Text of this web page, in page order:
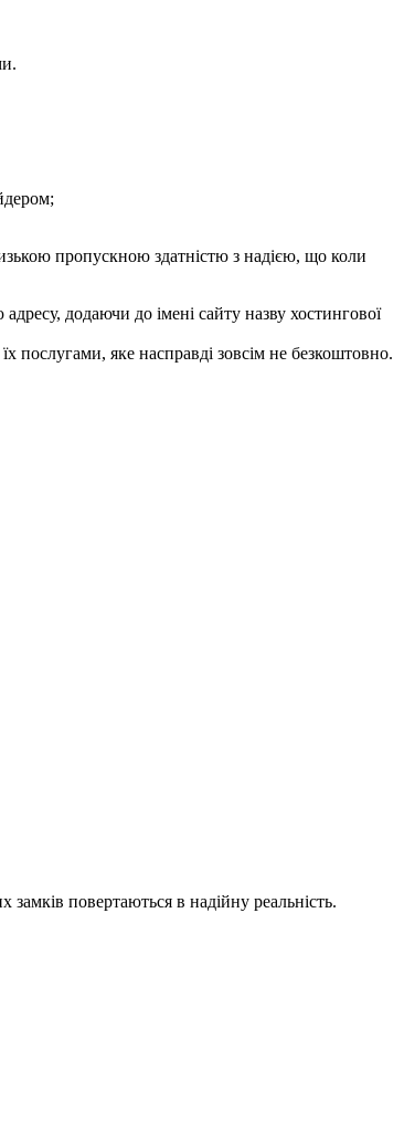
пропускною здатністю з надією, що коли
додаючи до імені сайту назву хостингової
послугами, яке насправді зовсім не безкоштовно.
замків повертаються в надійну реальність.